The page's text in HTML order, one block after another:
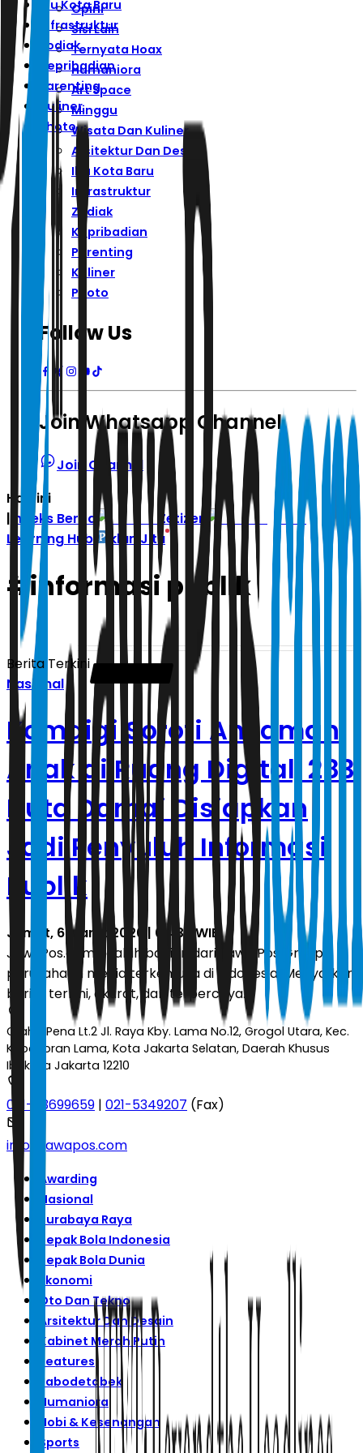
Ibu Kota Baru
Infrastruktur
Zodiak
Kepribadian
Parenting
Kuliner
Photo
Opini
Sisi Lain
Ternyata Hoax
Humaniora
Art Space
Minggu
Wisata Dan Kuliner
Arsitektur Dan Desain
Ibu Kota Baru
Infrastruktur
Zodiak
Kepribadian
Parenting
Kuliner
Photo
Follow Us
Join Whatsapp Channel
Join Channel
Hari ini
| Indeks Berita
Zetizen
Learning Hub
Iklan Jitu
#informasi publik
Berita Terkini
Nasional
Komdigi Soroti Ancaman
Anak di Ruang Digital, 283
Duta Damai Disiapkan
Jadi Penyuluh Informasi
Publik
Jumat, 6 Maret 2026 | 04.39 WIB
JawaPos.com adalah bagian dari Jawa Pos Group,
perusahaan media terkemuka di Indonesia. Menyajikan
berita terkini, akurat, dan terpercaya.
Graha Pena Lt.2 Jl. Raya Kby. Lama No.12, Grogol Utara, Kec.
Kebayoran Lama, Kota Jakarta Selatan, Daerah Khusus
Ibukota Jakarta 12210
021-53699659 | 021-5349207 (Fax)
info@jawapos.com
Awarding
Nasional
Surabaya Raya
Sepak Bola Indonesia
Sepak Bola Dunia
Ekonomi
Oto Dan Tekno
Arsitektur Dan Desain
Kabinet Merah Putih
Features
Jabodetabek
Humaniora
Hobi & Kesenangan
Sports